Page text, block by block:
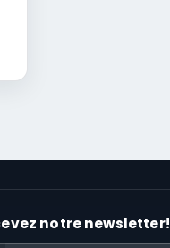
notre newsletter!